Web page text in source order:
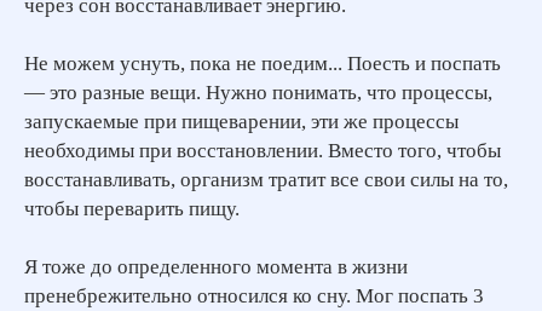
через сон восстанавливает энергию.
Не можем уснуть, пока не поедим... Поесть и поспать
— это разные вещи. Нужно понимать, что процессы,
запускаемые при пищеварении, эти же процессы
необходимы при восстановлении. Вместо того, чтобы
восстанавливать, организм тратит все свои силы на то,
чтобы переварить пищу.
Я тоже до определенного момента в жизни
пренебрежительно относился ко сну. Мог поспать 3